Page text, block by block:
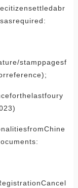
stamppagesf